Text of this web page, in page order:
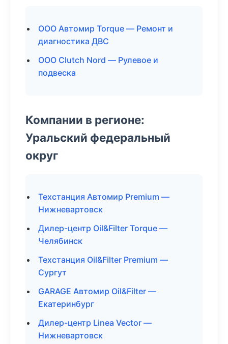
ООО Автомир Torque — Ремонт и
диагностика ДВС
ООО Clutch Nord — Рулевое и
подвеска
Компании в регионе:
Уральский федеральный
округ
Техстанция Автомир Premium —
Нижневартовск
Дилер-центр Oil&Filter Torque —
Челябинск
Техстанция Oil&Filter Premium —
Сургут
GARAGE Автомир Oil&Filter —
Екатеринбург
Дилер-центр Linea Vector —
Нижневартовск